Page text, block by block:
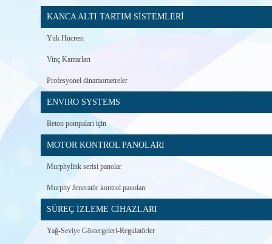
KANCA ALTI TARTIM SİSTEMLERİ
Yük Hücresi
Vinç Kantarları
Profesyonel dinamometreler
ENVIRO SYSTEMS
Beton pompaları için
MOTOR KONTROL PANOLARI
Murphylink serisi panolar
Murphy Jeneratör kontrol panoları
SÜREÇ İZLEME CİHAZLARI
Yağ-Seviye Göstergeleri-Regulatörler